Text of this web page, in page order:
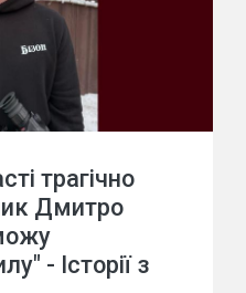
трагічно
Дмитро
- Історії з